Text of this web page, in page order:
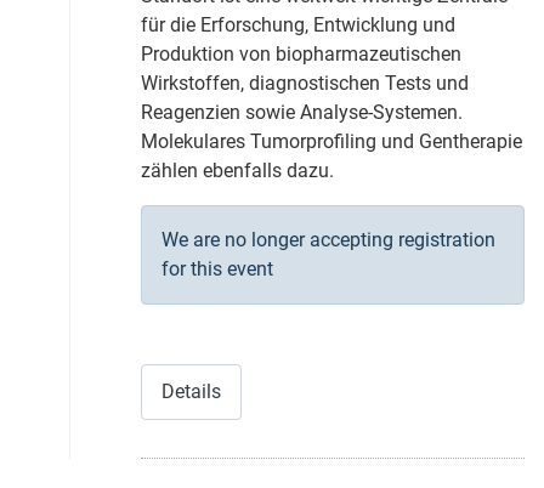
für die Erforschung, Entwicklung und
Produktion von biopharmazeutischen
Wirkstoffen, diagnostischen Tests und
Reagenzien sowie Analyse-Systemen.
Molekulares Tumorprofiling und Gentherapie
zählen ebenfalls dazu.
We are no longer accepting registration
for this event
Details